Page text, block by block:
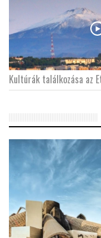
Kultúrák találkozása az